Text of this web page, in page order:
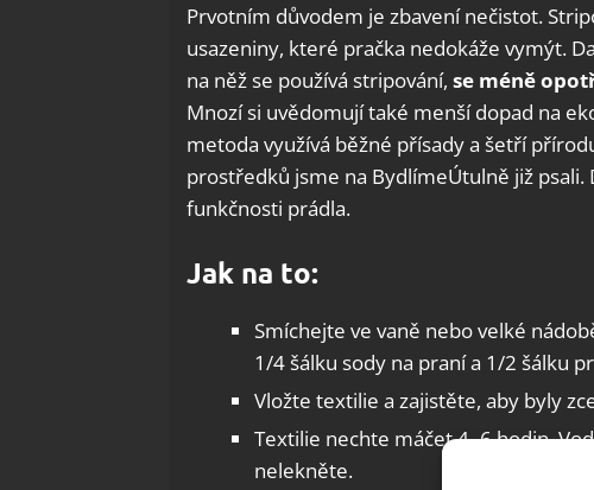
Prvotním důvodem je zbavení nečistot.
usazeniny, které pračka nedokáže vymýt.
na něž se používá stripování, se méně
Mnozí si uvědomují také menší dopad na
metoda využívá běžné přísady a šetří
prostředků jsme na BydlímeÚtulně již
funkčnosti prádla.
Jak na to:
Smíchejte ve vaně nebo velké
1/4 šálku sody na praní a 1/2 šálku
Vložte textilie a zajistěte, aby byly
Textilie nechte máčet 4–6 hodin.
nelekněte.